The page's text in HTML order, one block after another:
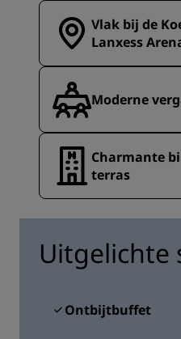
Vlak bij de
Lanxess
Moderne
Charmante
terras
Uitgelichte
Ontbijtbuffet